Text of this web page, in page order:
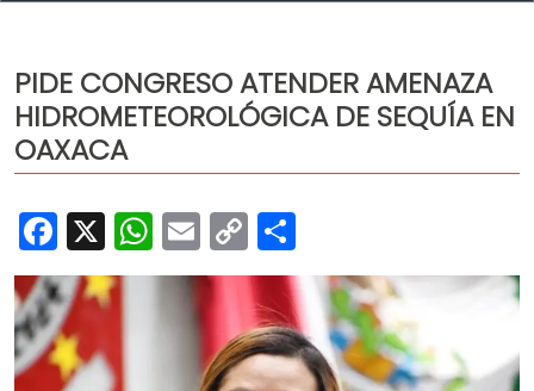
Capital
Policíaca
Cultura
Deportes
Opinión
PIDE CONGRESO ATENDER AMENAZA
HIDROMETEOROLÓGICA DE SEQUÍA EN
OAXACA
Facebook
X WhatsApp
Email
Copy
Link